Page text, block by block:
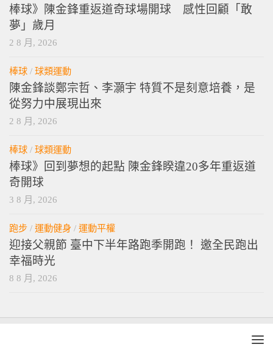
棒球》陳金鋒重返道奇球場開球 感性回顧「敢
夢」歲月
2 8 月, 2026
棒球 / 球類運動
陳金鋒談鄭宗哲、李灝宇 特質不是刻意培養，是
從努力中展現出來
2 8 月, 2026
棒球 / 球類運動
棒球》回到夢想的起點 陳金鋒睽違20多年重返道
奇開球
3 8 月, 2026
跑步 / 運動健身 / 運動平權
迎接父親節 臺中下半年路跑季開跑！ 邀全民跑出
幸福時光
8 8 月, 2026